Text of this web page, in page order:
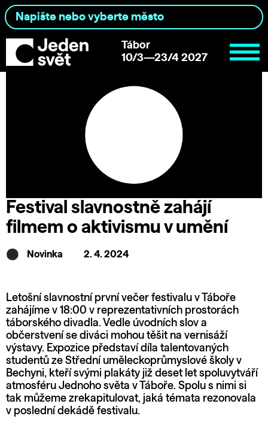
Tábor
10/3—23/4 2027
Festival slavnostně zahájí
filmem o aktivismu v umění
Novinka 2. 4. 2024
Letošní slavnostní první večer festivalu v Táboře
zahájíme v 18:00 v reprezentativních prostorách
táborského divadla. Vedle úvodních slov a
občerstvení se diváci mohou těšit na vernisáží
výstavy. Expozice představí díla talentovaných
studentů ze Střední uměleckoprůmyslové školy v
Bechyni, kteří svými plakáty již deset let spoluvytváří
atmosféru Jednoho světa v Táboře. Spolu s nimi si
tak můžeme zrekapitulovat, jaká témata rezonovala
v poslední dekádě festivalu.